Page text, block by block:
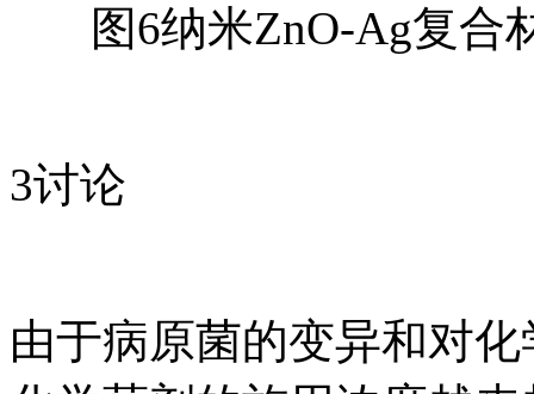
图6纳米ZnO-Ag复合
3讨论
由于病原菌的变异和对